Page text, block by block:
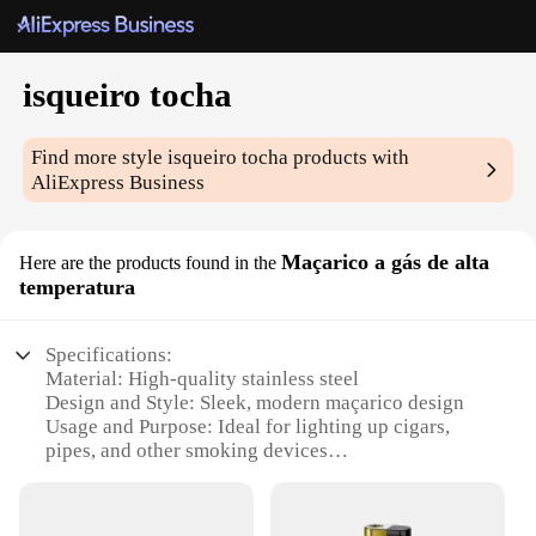
isqueiro tocha
Find more styleisqueiro tocha products with
AliExpress Business
Here are the products found in the Maçarico a gás de alta
temperatura
Specifications:
Material: High-quality stainless steel
Design and Style: Sleek, modern maçarico design
Usage and Purpose: Ideal for lighting up cigars,
pipes, and other smoking devices
Shape or Size or Weight or Quantity: Compact and